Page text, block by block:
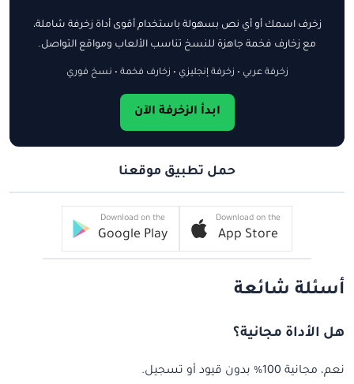
زخرف اسمك أو أي نص بسهولة باستخدام أقوى أداة زخرفة شاملة،
مع زخارف فخمة جاهزة للنسخ تناسب الألعاب ومواقع التواصل.
زخرفة عربي • زخرفة إنجليزي • زخارف فخمة • نسخ فوري
ابدأ الزخرفة الآن
حمل تطبيق موقعنا
Download on the
App Store
Download on the
Google Play
أسئلة شائعة
هل الأداة مجانية؟
نعم، مجانية 100% بدون قيود أو تسجيل.